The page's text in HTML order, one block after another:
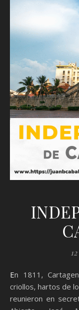
En 1811, Cartagena hervía de rabia y esperanza. Los
criollos, hartos de
reunieron en